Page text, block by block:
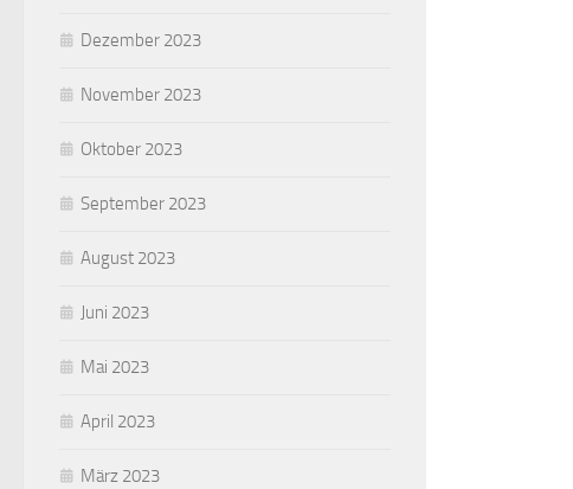
Dezember 2023
November 2023
Oktober 2023
September 2023
August 2023
Juni 2023
Mai 2023
April 2023
März 2023